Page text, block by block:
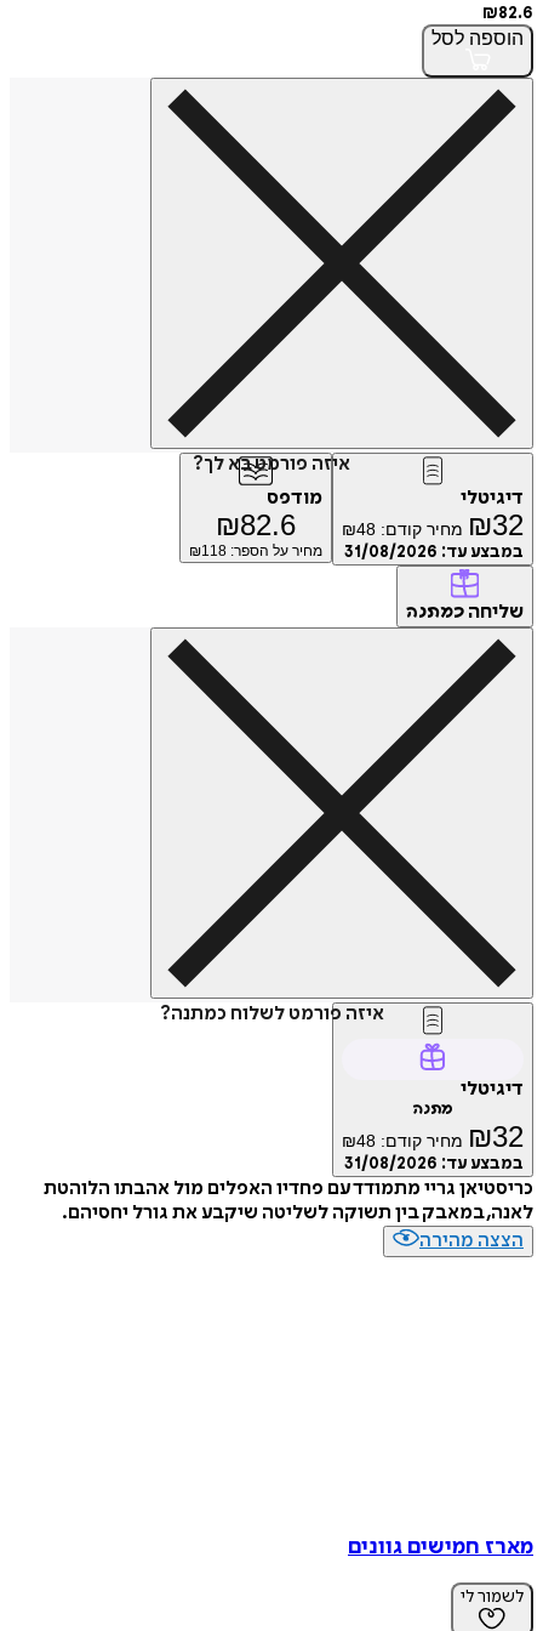
לסל
איזה פורמט בא לך?
₪ מחיר קודם: ₪48
עד:31/08/2026
מודפס
₪82.6
מחיר על הספר: ₪118
כמתנה
איזה פורמט לשלוח כמתנה?
₪ מחיר קודם: ₪48
עד:31/08/2026
גריי מתמודד עם פחדיו האפלים מול אהבתו הלוהטת
במאבק בין תשוקה לשליטה שיקבע את גורל יחסיהם.
מהירה
חמישים גוונים
לי